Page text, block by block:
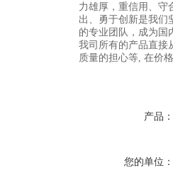
力雄厚，重信用、守
出、勇于创新是我们
的专业团队，成为国
我司所有的产品直接
质量的担心等, 在价
产品：
您的单位：